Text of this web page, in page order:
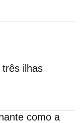
ilhas
como a